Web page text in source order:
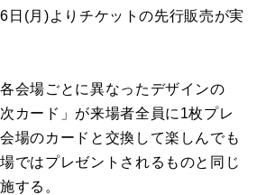
日(月)よりチケットの先行販売が実
会場ごとに異なったデザインの
カード」が来場者全員に1枚プレ
場のカードと交換して楽しんでも
ではプレゼントされるものと同じ
する。